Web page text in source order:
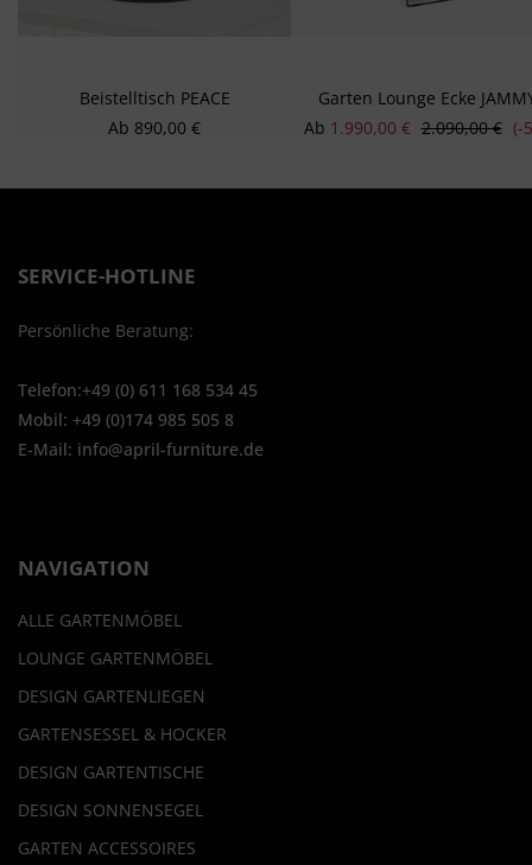
Beistelltisch PEACE
Regulärer Preis:
Ab 890,00 €
Garten Lounge Ecke
Verkaufspreis:
Ab 1.990,00 € Regulärer
2.090,00 € (-
SERVICE-HOTLINE
Persönliche Beratung:
Telefon:+49 (0) 611 168 534 45
Mobil: +49 (0)174 985 505 8
E-Mail: info@april-furniture.de
NAVIGATION
ALLE GARTENMÖBEL
LOUNGE GARTENMÖBEL
DESIGN GARTENLIEGEN
GARTENSESSEL & HOCKER
DESIGN GARTENTISCHE
DESIGN SONNENSEGEL
GARTEN ACCESSOIRES